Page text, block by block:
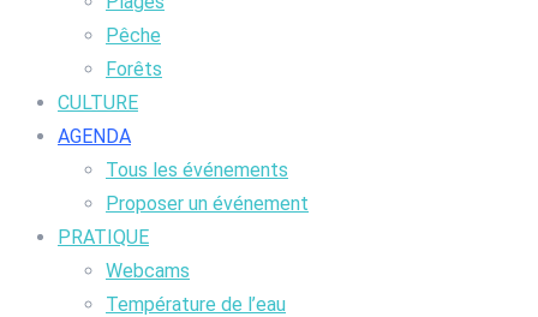
Pêche
Forêts
CULTURE
AGENDA
Tous les événements
Proposer un événement
PRATIQUE
Webcams
Température de l’eau